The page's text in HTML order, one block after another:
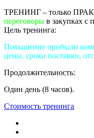
ТРЕНИНГ – только
переговоры в закупках с
Цель тренинга:
Повышение прибыли
цены, сроки поставки,
Продолжительность:
Один день (8 часов).
Стоимость тренинга